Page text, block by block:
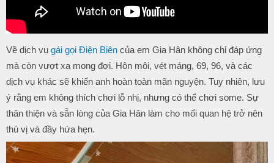
Về dịch vụ gái gọi Điện Biên của em Gia Hân không chỉ đáp ứng
mà còn vượt xa mong đợi. Hôn môi, vét máng, 69, 96, và các
dịch vụ khác sẽ khiến anh hoàn toàn mãn nguyện. Tuy nhiên, lưu
ý rằng em không thích chơi lỗ nhị, nhưng có thể chơi some. Sự
thân thiện và sẵn lòng của Gia Hân làm cho mối quan hệ trở nên
thú vị và đầy hứa hẹn.